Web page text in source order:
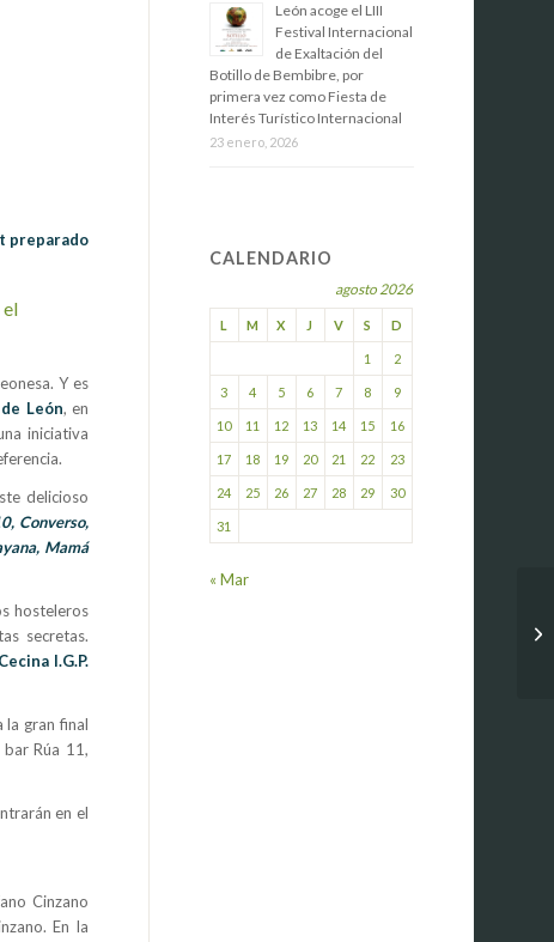
preparado
el
Y es
León, en
iniciativa
delicioso
Converso,
Mamá
hosteleros
secretas.
Cecina I.G.P.
la gran final
Rúa 11,
en el
Cinzano
En la
​León acoge el LIII
Festival Internacional
de Exaltación del
Botillo de Bembibre, por
primera vez como Fiesta de
Interés Turístico Internacional
23 enero, 2026
CALENDARIO
agosto 2026
L M X J V S D
1 2
3 4 5 6 7 8 9
10 11 12 13 14 15 16
17 18 19 20 21 22 23
24 25 26 27 28 29 30
31
« Mar